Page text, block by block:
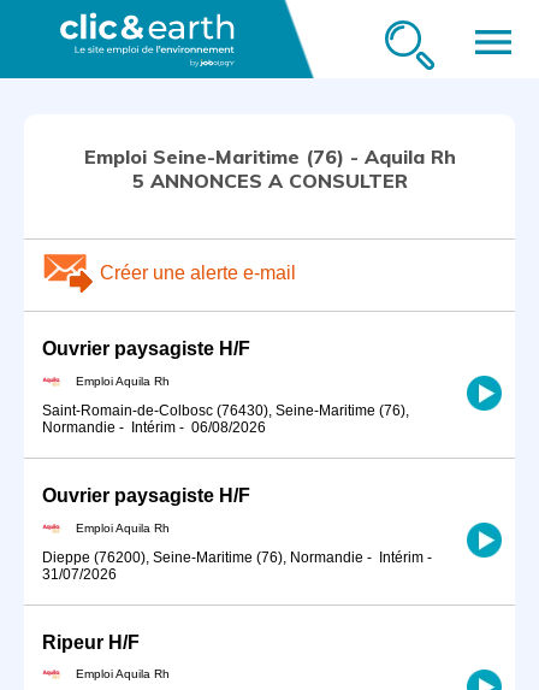
menu
Emploi Seine-Maritime (76) - Aquila Rh
5 ANNONCES A CONSULTER
Créer une alerte e-mail
Ouvrier paysagiste H/F
Emploi Aquila Rh
Saint-Romain-de-Colbosc (76430), Seine-Maritime (76),
Normandie - Intérim - 06/08/2026
Ouvrier paysagiste H/F
Emploi Aquila Rh
Dieppe (76200), Seine-Maritime (76), Normandie - Intérim -
31/07/2026
Ripeur H/F
Emploi Aquila Rh